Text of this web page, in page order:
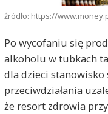
źródło: https://
Po wycofaniu się
alkoholu w tubkach
dla dzieci
przeciwdziałania
że resort zdrowia